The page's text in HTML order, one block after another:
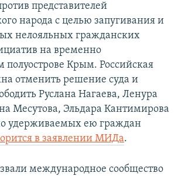
представителей
народа с целью запугивания и
нелояльных гражданских
на временно
полуострове Крым. Российская
отменить решение суда и
Руслана Нагаева, Ленура
Месутова, Эльдара Кантимирова
удерживаемых ею граждан
в заявлении МИДа.
международное сообщество